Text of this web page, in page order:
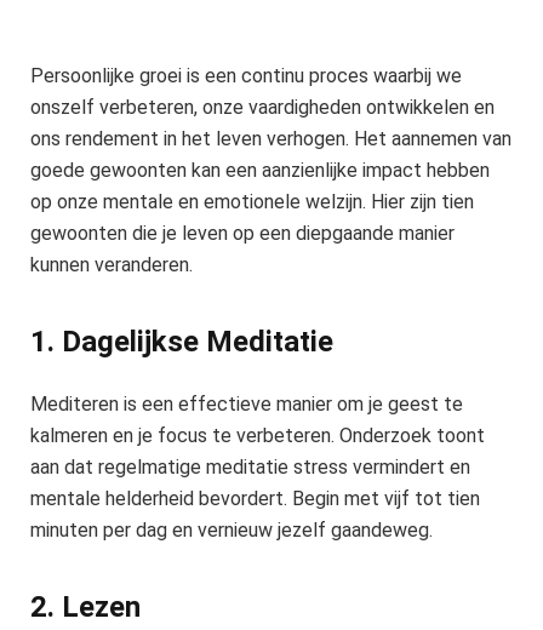
Persoonlijke groei is een continu proces waarbij we
onszelf verbeteren, onze vaardigheden ontwikkelen en
ons rendement in het leven verhogen. Het aannemen van
goede gewoonten kan een aanzienlijke impact hebben
op onze mentale en emotionele welzijn. Hier zijn tien
gewoonten die je leven op een diepgaande manier
kunnen veranderen.
1. Dagelijkse Meditatie
Mediteren is een effectieve manier om je geest te
kalmeren en je focus te verbeteren. Onderzoek toont
aan dat regelmatige meditatie stress vermindert en
mentale helderheid bevordert. Begin met vijf tot tien
minuten per dag en vernieuw jezelf gaandeweg.
2. Lezen